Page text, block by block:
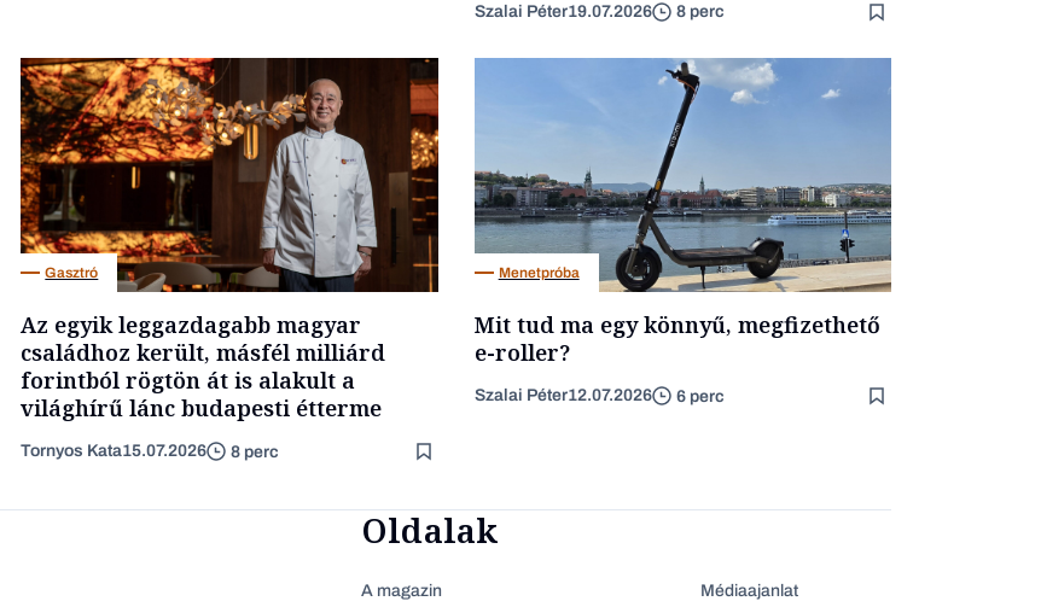
Szalai Péter19.07.2026 8 perc
Gasztró
Az egyik leggazdagabb magyar
családhoz került, másfél milliárd
forintból rögtön át is alakult a
világhírű lánc budapesti étterme
Tornyos Kata15.07.2026 8 perc
Menetpróba
Mit tud ma egy könnyű, megfizethető
e-roller?
Szalai Péter12.07.2026 6 perc
Oldalak
A magazin Médiaajanlat